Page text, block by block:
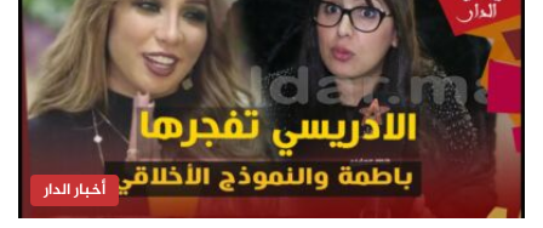
أخبار الدار